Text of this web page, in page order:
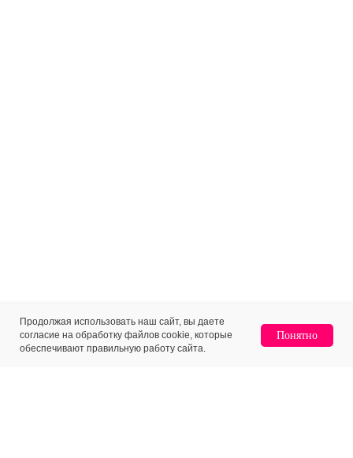
Home Catalog Sign In Favorites Cart
Продолжая использовать наш сайт, вы даете
согласие на обработку файлов cookie, которые
обеспечивают правильную работу сайта.
Понятно